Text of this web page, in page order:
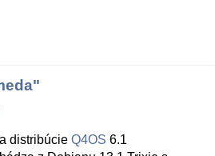
distribúcie Q4OS 6.1